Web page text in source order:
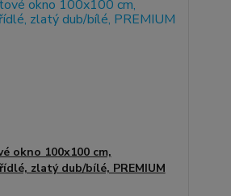
okno 100x100 cm,
zlatý dub/bílé, PREMIUM